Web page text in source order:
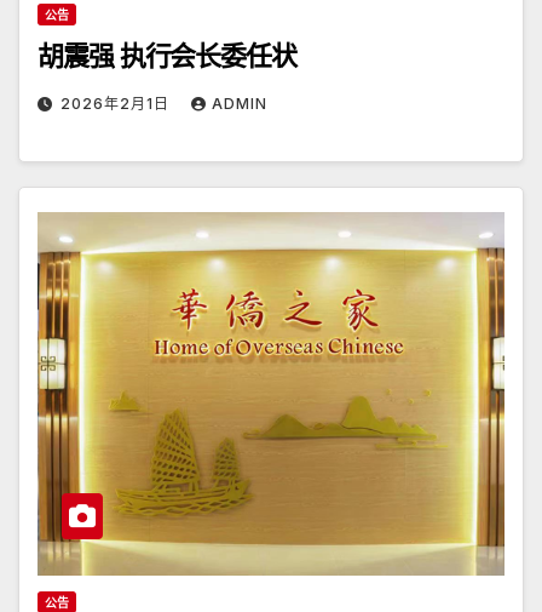
公告
胡震强 执行会长委任状
2026年2月1日 ADMIN
公告